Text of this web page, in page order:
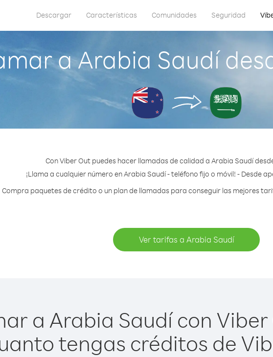
Descargar Características Comunidades Seguridad
a Arabia Saudí
Con Viber Out puedes hacer llamadas de calidad a Arabia Saudí
¡Llama a cualquier número en Arabia Saudí - teléfono fijo o móvil! - Desde
Compra paquetes de crédito o un plan de llamadas para conseguir las mejores
Ver tarifas a Arabia Saudí
a Arabia Saudí con Viber
tengas créditos de